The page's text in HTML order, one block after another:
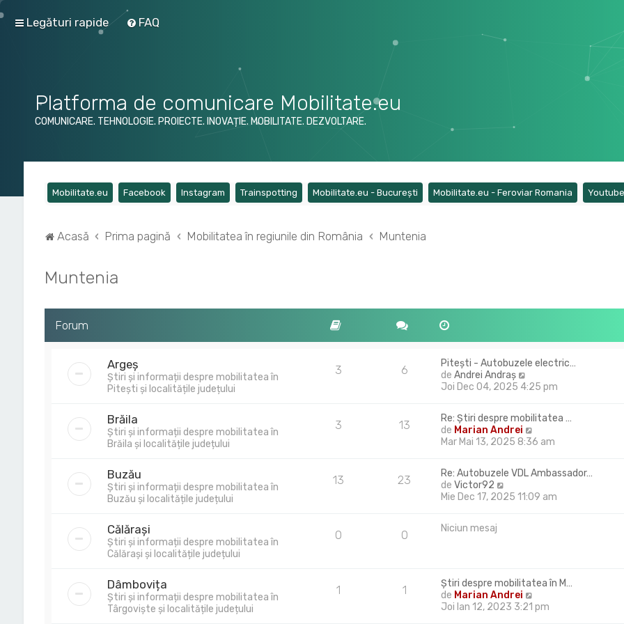
Legături rapide FAQ
Platforma de comunicare Mobilitate.eu
COMUNICARE. TEHNOLOGIE. PROIECTE. INOVAȚIE. MOBILITATE. DEZVOLTARE.
Mobilitate.eu(Opens a new tab)
Facebook(Opens a new tab)
Instagram(Opens a new tab)
Trainspotting(Opens a new tab)
Mobilitate.eu - București(Opens a new tab)
Mobilitate.eu - Feroviar Romania(Opens a
Youtube
Acasă Prima pagină Mobilitatea în regiunile din România Muntenia
Muntenia
Forum
Argeș
Știri și informații despre mobilitatea în
Pitești și localitățile județului
3 6
Pitești - Autobuzele electric…
deAndrei Andraș
e
u
l
t
m
l
Joi Dec 04, 2025 4:25 pm
Brăila
Știri și informații despre mobilitatea în
Brăila și localitățile județului
3 13
Re: Știri despre mobilitatea …
de Marian Andrei
e
u
t
s
j
Mar Mai 13, 2025 8:36 am
Buzău
Știri și informații despre mobilitatea în
Buzău și localitățile județului
13 23
Re: Autobuzele VDL Ambassador…
deVictor92
e
m
u
l
Mie Dec 17, 2025 11:09 am
Călărași
Știri și informații despre mobilitatea în
Călărași și localitățile județului
0 0 Niciun mesaj
Dâmbovița
Știri și informații despre mobilitatea în
Târgoviște și localitățile județului
1 1
Știri despre mobilitatea în M…
de Marian Andrei
e
Joi Ian 12, 2023 3:21 pm